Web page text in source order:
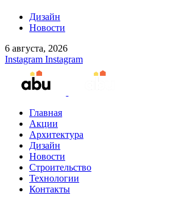
Дизайн
Новости
6 августа, 2026
Instagram Instagram
Главная
Акции
Архитектура
Дизайн
Новости
Строительство
Технологии
Контакты